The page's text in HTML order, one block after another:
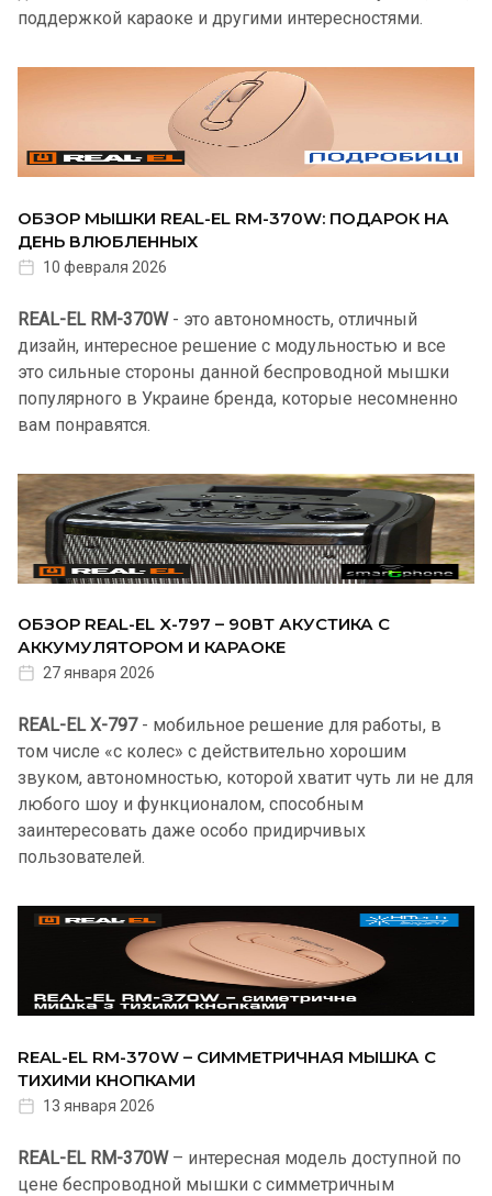
поддержкой караоке и другими интересностями.
ОБЗОР МЫШКИ REAL-EL RM-370W: ПОДАРОК НА
ДЕНЬ ВЛЮБЛЕННЫХ
10 февраля 2026
REAL-EL RM-370W- это автономность, отличный
дизайн, интересное решение с модульностью и все
это сильные стороны данной беспроводной мышки
популярного в Украине бренда, которые несомненно
вам понравятся.
ОБЗОР REAL-EL X-797 – 90ВТ АКУСТИКА С
АККУМУЛЯТОРОМ И КАРАОКЕ
27 января 2026
REAL-EL X-797- мобильное решение для работы, в
том числе «с колес» с действительно хорошим
звуком, автономностью, которой хватит чуть ли не для
любого шоу и функционалом, способным
заинтересовать даже особо придирчивых
пользователей.
REAL-EL RM-370W – СИММЕТРИЧНАЯ МЫШКА С
ТИХИМИ КНОПКАМИ
13 января 2026
REAL-EL RM-370W– интересная модель доступной по
цене беспроводной мышки с симметричным